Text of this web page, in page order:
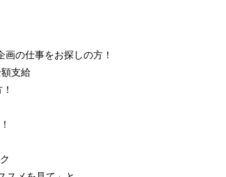
の仕事をお探しの方！
支給